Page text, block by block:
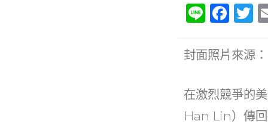
Li
e
F
c
b
o
T
封面照片來源
在激烈競爭的
Han Lin）傳